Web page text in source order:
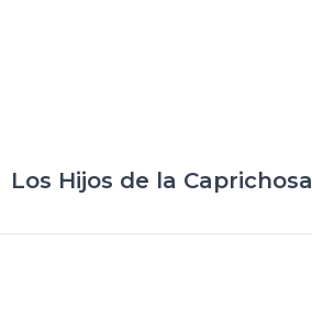
Los Hijos de la Caprichosa